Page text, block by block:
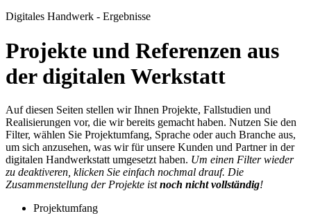
Digitales Handwerk - Ergebnisse
Projekte und Referenzen aus
der digitalen Werkstatt
Auf diesen Seiten stellen wir Ihnen Projekte, Fallstudien und
Realisierungen vor, die wir bereits gemacht haben. Nutzen Sie den
Filter, wählen Sie Projektumfang, Sprache oder auch Branche aus,
um sich anzusehen, was wir für unsere Kunden und Partner in der
digitalen Handwerkstatt umgesetzt haben. Um einen Filter wieder
zu deaktiveren, klicken Sie einfach nochmal drauf. Die
Zusammenstellung der Projekte istnoch nicht vollständig!
Projektumfang